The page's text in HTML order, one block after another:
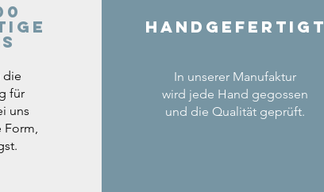
die
für
uns
Handgefertigt
In unserer Manufaktur
wird jede Hand gegossen
und die Qualität geprüft.